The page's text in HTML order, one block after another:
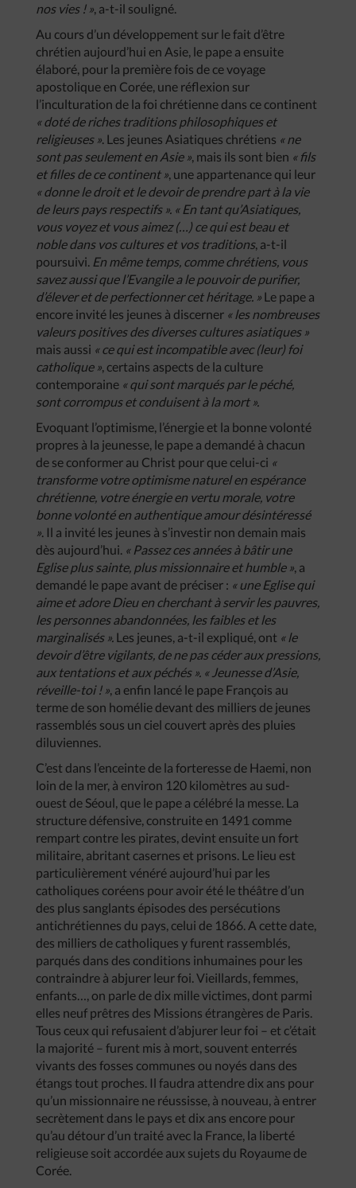
nos vies ! », a-t-il souligné.
Au cours d’un développement sur le fait d’être
chrétien aujourd’hui en Asie, le pape a ensuite
élaboré, pour la première fois de ce voyage
apostolique en Corée, une réflexion sur
l’inculturation de la foi chrétienne dans ce continent
« doté de riches traditions philosophiques et
religieuses ». Les jeunes Asiatiques chrétiens « ne
sont pas seulement en Asie », mais ils sont bien « fils
et filles de ce continent », une appartenance qui leur
« donne le droit et le devoir de prendre part à la vie
de leurs pays respectifs ». « En tant qu’Asiatiques,
vous voyez et vous aimez (…) ce qui est beau et
noble dans vos cultures et vos traditions, a-t-il
poursuivi. En même temps, comme chrétiens, vous
savez aussi que l’Evangile a le pouvoir de purifier,
d’élever et de perfectionner cet héritage. » Le pape a
encore invité les jeunes à discerner « les nombreuses
valeurs positives des diverses cultures asiatiques »
mais aussi « ce qui est incompatible avec (leur) foi
catholique », certains aspects de la culture
contemporaine « qui sont marqués par le péché,
sont corrompus et conduisent à la mort ».
Evoquant l’optimisme, l’énergie et la bonne volonté
propres à la jeunesse, le pape a demandé à chacun
de se conformer au Christ pour que celui-ci «
transforme votre optimisme naturel en espérance
chrétienne, votre énergie en vertu morale, votre
bonne volonté en authentique amour désintéressé
». Il a invité les jeunes à s’investir non demain mais
dès aujourd’hui. « Passez ces années à bâtir une
Eglise plus sainte, plus missionnaire et humble », a
demandé le pape avant de préciser : « une Eglise qui
aime et adore Dieu en cherchant à servir les pauvres,
les personnes abandonnées, les faibles et les
marginalisés ». Les jeunes, a-t-il expliqué, ont « le
devoir d’être vigilants, de ne pas céder aux pressions,
aux tentations et aux péchés ». « Jeunesse d’Asie,
réveille-toi ! », a enfin lancé le pape François au
terme de son homélie devant des milliers de jeunes
rassemblés sous un ciel couvert après des pluies
diluviennes.
C’est dans l’enceinte de la forteresse de Haemi, non
loin de la mer, à environ 120 kilomètres au sud-
ouest de Séoul, que le pape a célébré la messe. La
structure défensive, construite en 1491 comme
rempart contre les pirates, devint ensuite un fort
militaire, abritant casernes et prisons. Le lieu est
particulièrement vénéré aujourd’hui par les
catholiques coréens pour avoir été le théâtre d’un
des plus sanglants épisodes des persécutions
antichrétiennes du pays, celui de 1866. A cette date,
des milliers de catholiques y furent rassemblés,
parqués dans des conditions inhumaines pour les
contraindre à abjurer leur foi. Vieillards, femmes,
enfants…, on parle de dix mille victimes, dont parmi
elles neuf prêtres des Missions étrangères de Paris.
Tous ceux qui refusaient d’abjurer leur foi – et c’était
la majorité – furent mis à mort, souvent enterrés
vivants des fosses communes ou noyés dans des
étangs tout proches. Il faudra attendre dix ans pour
qu’un missionnaire ne réussisse, à nouveau, à entrer
secrètement dans le pays et dix ans encore pour
qu’au détour d’un traité avec la France, la liberté
religieuse soit accordée aux sujets du Royaume de
Corée.